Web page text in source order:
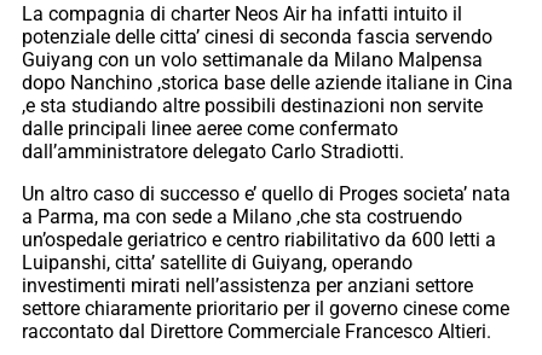
La compagnia di charter Neos Air ha infatti intuito il
potenziale delle citta’ cinesi di seconda fascia servendo
Guiyang con un volo settimanale da Milano Malpensa
dopo Nanchino ,storica base delle aziende italiane in Cina
,e sta studiando altre possibili destinazioni non servite
dalle principali linee aeree come confermato
dall’amministratore delegato Carlo Stradiotti.
Un altro caso di successo e’ quello di Proges societa’ nata
a Parma, ma con sede a Milano ,che sta costruendo
un’ospedale geriatrico e centro riabilitativo da 600 letti a
Luipanshi, citta’ satellite di Guiyang, operando
investimenti mirati nell’assistenza per anziani settore
settore chiaramente prioritario per il governo cinese come
raccontato dal Direttore Commerciale Francesco Altieri.